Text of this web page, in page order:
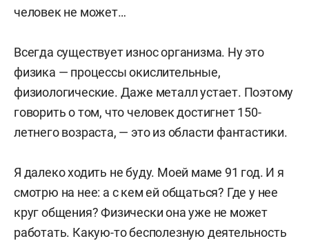
человек не может…
Всегда существует износ организма. Ну это
физика — процессы окислительные,
физиологические. Даже металл устает. Поэтому
говорить о том, что человек достигнет 150-
летнего возраста, — это из области фантастики.
Я далеко ходить не буду. Моей маме 91 год. И я
смотрю на нее: а с кем ей общаться? Где у нее
круг общения? Физически она уже не может
работать. Какую-то бесполезную деятельность